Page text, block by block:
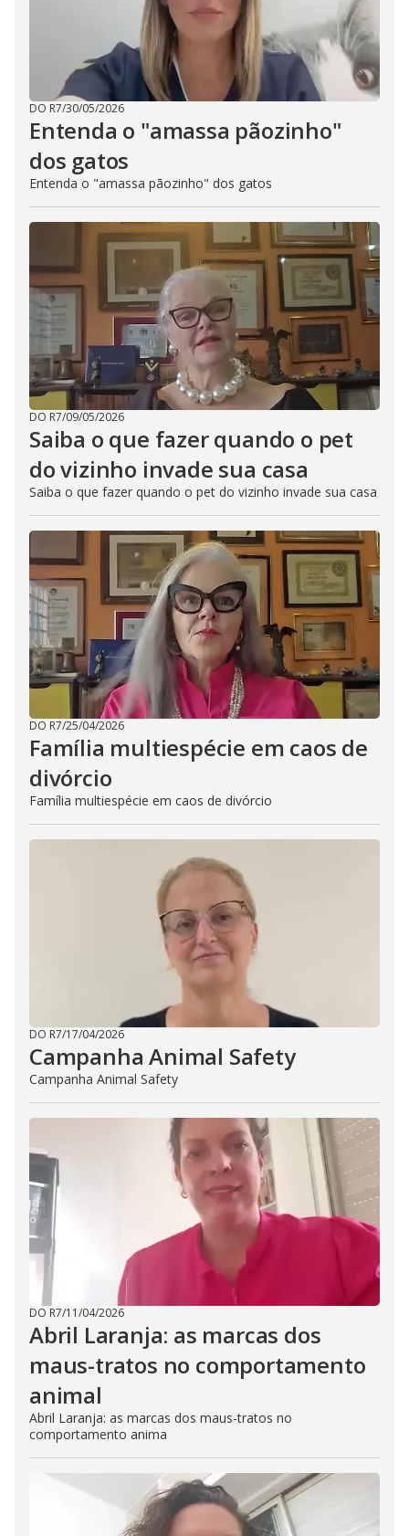
DO R7/30/05/2026
Entenda o "amassa pãozinho"
dos gatos
Entenda o "amassa pãozinho" dos gatos
DO R7/09/05/2026
Saiba o que fazer quando o pet
do vizinho invade sua casa
Saiba o que fazer quando o pet do vizinho invade sua casa
DO R7/25/04/2026
Família multiespécie em caos de
divórcio
Família multiespécie em caos de divórcio
DO R7/17/04/2026
Campanha Animal Safety
Campanha Animal Safety
DO R7/11/04/2026
Abril Laranja: as marcas dos
maus-tratos no comportamento
animal
Abril Laranja: as marcas dos maus-tratos no
comportamento anima